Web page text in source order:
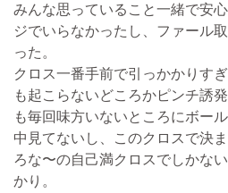
みんな思っていること一緒で安
ジでいらなかったし、ファール
った。
クロス一番手前で引っかかりす
も起こらないどころかピンチ誘
も毎回味方いないところにボール
中見てないし、このクロスで決
ろな〜の自己満クロスでしかな
かり。